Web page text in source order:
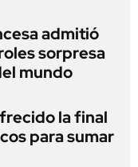
admitió
sorpresa
mundo
la final
para sumar